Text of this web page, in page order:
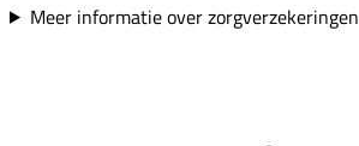
Meer informatie over zorgverzekeringen